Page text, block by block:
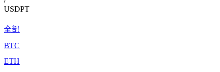
USDPT
全部
BTC
ETH